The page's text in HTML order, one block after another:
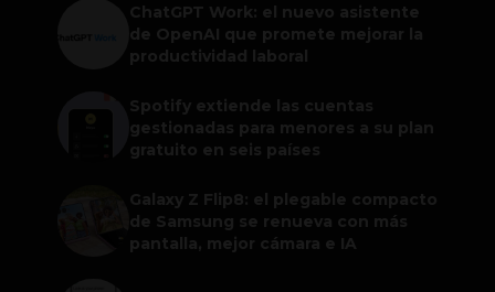
ChatGPT Work: el nuevo asistente
de OpenAI que promete mejorar la
productividad laboral
Spotify extiende las cuentas
gestionadas para menores a su plan
gratuito en seis países
Galaxy Z Flip8: el plegable compacto
de Samsung se renueva con más
pantalla, mejor cámara e IA